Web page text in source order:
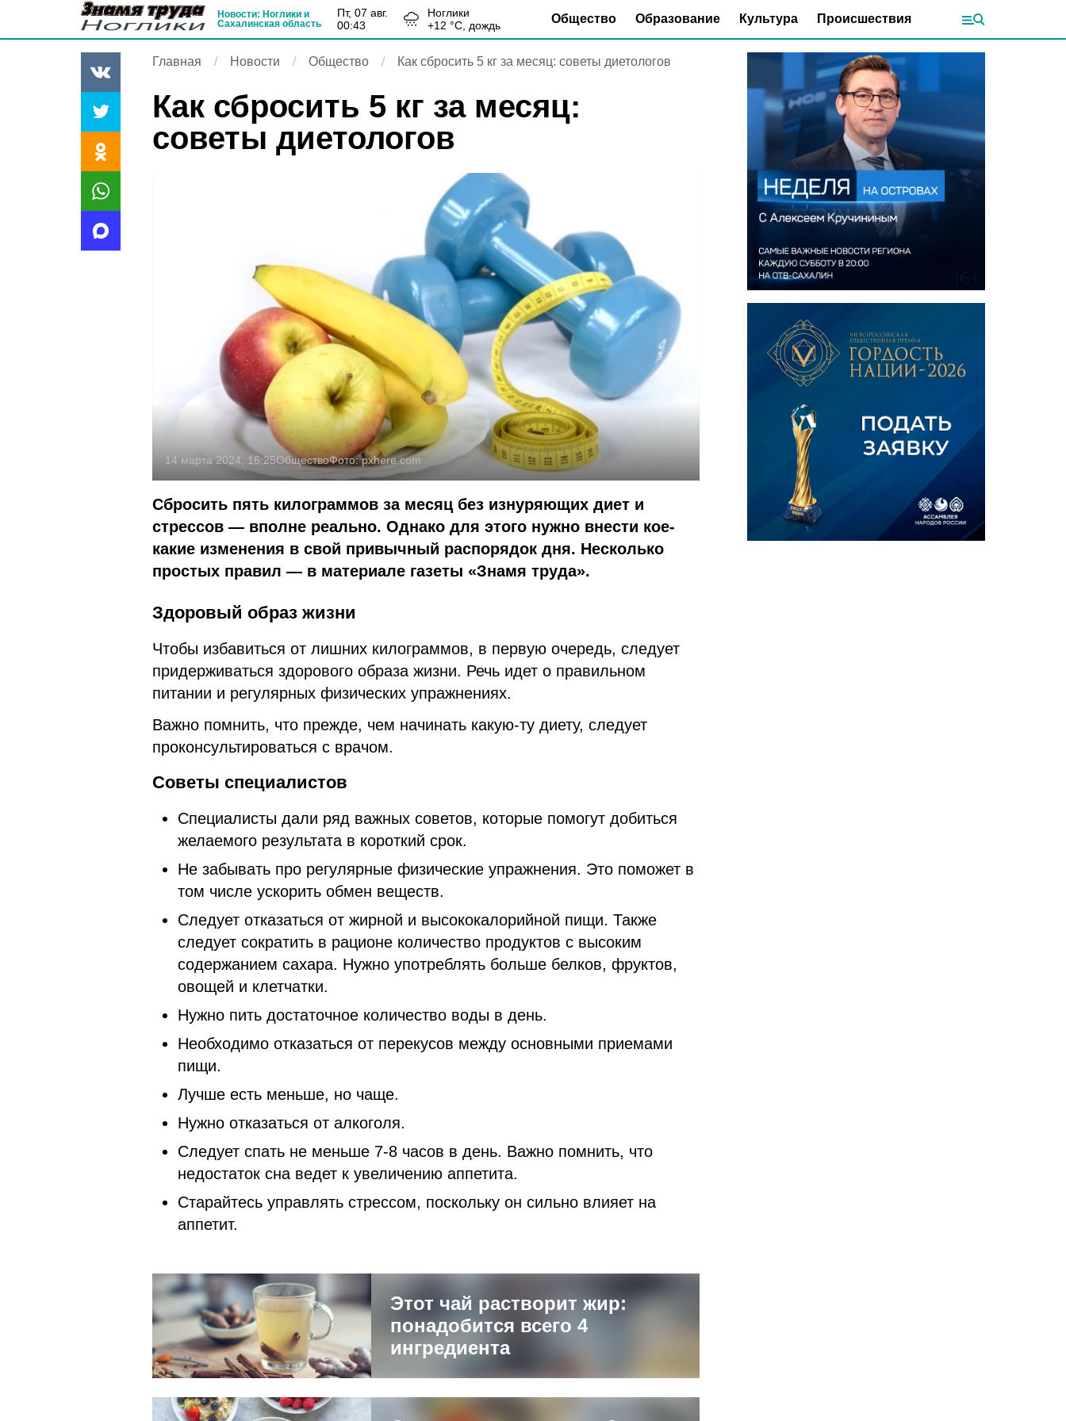
Новости: Ноглики и
Сахалинская область
пт, 07 авг.
00:43
Ноглики
+12 °С, дождь Общество Образование Культура Происшествия
Главная Новости Общество Как сбросить 5 кг за месяц: советы диетологов
Как сбросить 5 кг за месяц:
советы диетологов
14 марта 2024, 16:25ОбществоФото:pxhere.com
Сбросить пять килограммов за месяц без изнуряющих диет и
стрессов — вполне реально. Однако для этого нужно внести кое-
какие изменения в свой привычный распорядок дня. Несколько
простых правил — в материале газеты «Знамя труда».
Здоровый образ жизни
Чтобы избавиться от лишних килограммов, в первую очередь, следует
придерживаться здорового образа жизни. Речь идет о правильном
питании и регулярных физических упражнениях.
Важно помнить, что прежде, чем начинать какую-ту диету, следует
проконсультироваться с врачом.
Советы специалистов
Специалисты дали ряд важных советов, которые помогут добиться
желаемого результата в короткий срок.
Не забывать про регулярные физические упражнения. Это поможет в
том числе ускорить обмен веществ.
Следует отказаться от жирной и высококалорийной пищи. Также
следует сократить в рационе количество продуктов с высоким
содержанием сахара. Нужно употреблять больше белков, фруктов,
овощей и клетчатки.
Нужно пить достаточное количество воды в день.
Необходимо отказаться от перекусов между основными приемами
пищи.
Лучше есть меньше, но чаще.
Нужно отказаться от алкоголя.
Следует спать не меньше 7-8 часов в день. Важно помнить, что
недостаток сна ведет к увеличению аппетита.
Старайтесь управлять стрессом, поскольку он сильно влияет на
аппетит.
Этот чай растворит жир:
понадобится всего 4
ингредиента